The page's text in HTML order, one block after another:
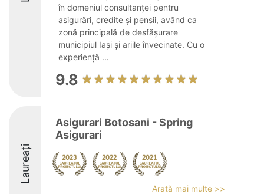
în domeniul consultanței pentru
asigurări, credite și pensii, având ca
zonă principală de desfășurare
municipiul Iași și ariile învecinate. Cu o
experiență ...
9.8
Laureați
Asigurari Botosani - Spring
Asigurari
Arată mai multe >>